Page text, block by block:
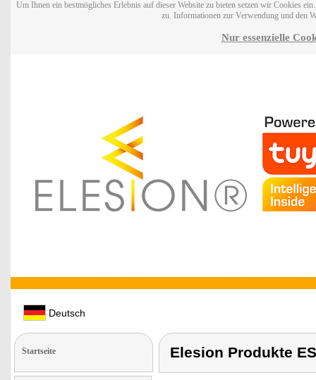
Um Ihnen ein bestmögliches Erlebnis auf dieser Website zu bieten setzen wir Cookies
zu. Informationen zur Verwendung und den
Nur essenzielle
Deutsch
Startseite Elesion Produkte